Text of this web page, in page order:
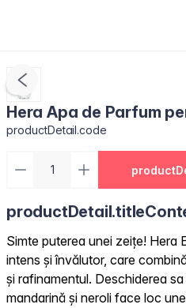
Hera Apa de Parfum
productDetail.code
Simte puterea unei zeițe! Hera
intens și învălutor, care
și rafinamentul. Deschiderea
mandarină și neroli face loc